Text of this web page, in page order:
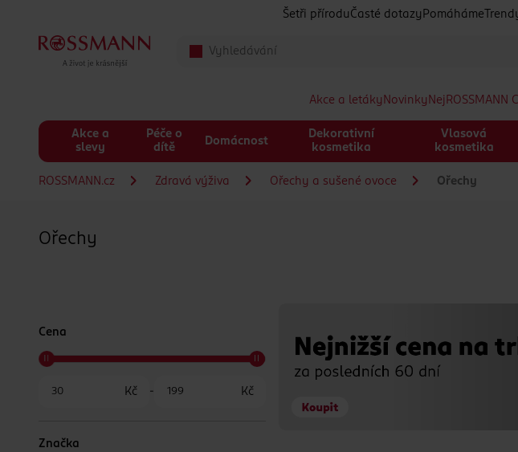
Šetři přírodu Časté dotazy Pomáháme
Akce a letáky Novinky Nej ROSSMANN
Akce a
slevy
Péče o
dítě
Domácnost
Dekorativní
kosmetika
Vlasová
kosmetika
ROSSMANN.cz Zdravá výživa Ořechy a sušené ovoce Ořechy
Ořechy
Cena
Kč - Kč
Značka